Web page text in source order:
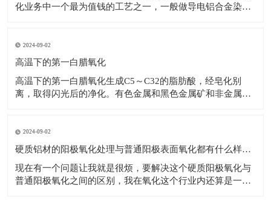
化业务中一个最为值钱的工艺之一，一般做导电铝合金染色
合用于变形铝及铝合金氧化，也可用于铝件外表维护，抗氧
化无钝化或填充柄。 ②公式1.5的
2024-09-02
高温下的第一白腊氧化
高温下的第一白腊氧化生成C5～C32的脂肪酸，经皂化别
离，取得闪光后的净化。有色金属和黑色金属矿和非金属矿
石场、赤铁矿、铝土矿等，也可以被用来做混凝土起泡剂。
多种矿产金属外表构成复合氧化白腊含有
2024-09-02
硬质铝材的阳极氧化处理与普通阳极表面氧化都有什么样的区别？硬质氧化
现在有一个问题让我就是很烦，要解决这个硬质阳极氧化与
普通阳极氧化之间的区别，我在氧化这个行业内还算是一个